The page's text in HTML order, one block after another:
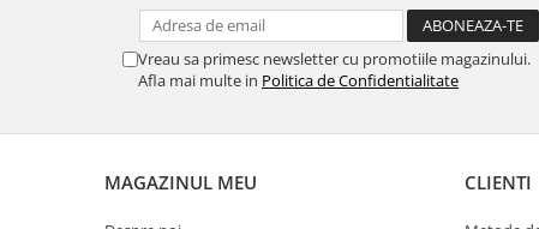
Vreau sa primesc newsletter cu promotiile magazinului.
Afla mai multe in Politica de Confidentialitate
MAGAZINUL MEU CLIENTI